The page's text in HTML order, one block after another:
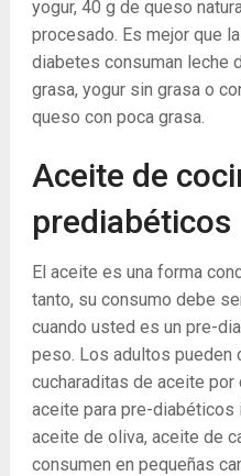
yogur, 40 g de queso
procesado. Es mejor que
diabetes consuman leche
grasa, yogur sin grasa o
queso con poca grasa.
Aceite de
prediabéticos
El aceite es una forma
tanto, su consumo debe
cuando usted es un pre-
peso. Los adultos pueden
cucharaditas de aceite
aceite para pre-diabéticos
aceite de oliva, aceite de
consumen en pequeñas